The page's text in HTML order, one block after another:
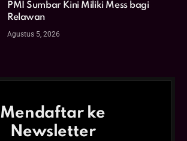
PMI Sumbar Kini Miliki Mess bagi
Relawan
Agustus 5, 2026
Mendaftar ke
Newsletter